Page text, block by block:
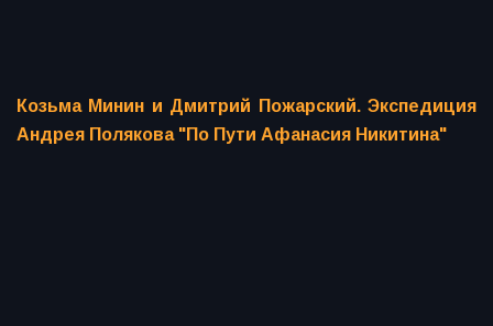
Козьма Минин и Дмитрий Пожарский. Экспедиция
Андрея Полякова "По Пути Афанасия Никитина"